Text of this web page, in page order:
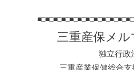
三重産保メ
独立行政
三重産業保健総合